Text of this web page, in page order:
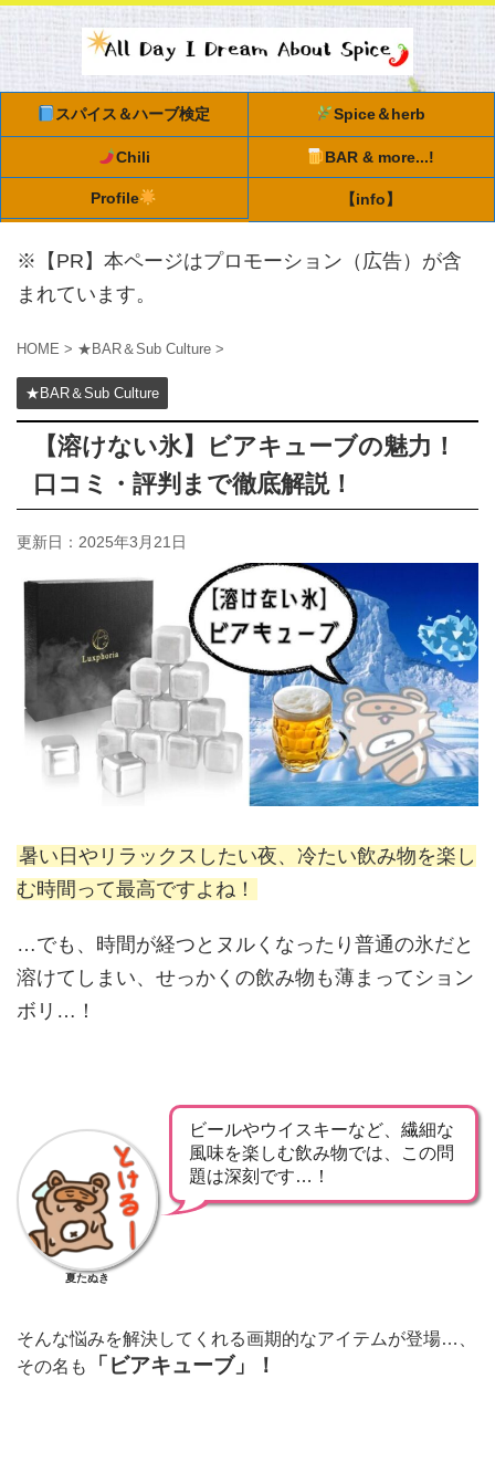
スパイス＆ハーブ検定 Spice＆herb
Chili BAR & more...!
Profile 【info】
※【PR】本ページはプロモーション（広告）が含
まれています。
HOME > ★BAR＆Sub Culture >
★BAR＆Sub Culture
【溶けない氷】ビアキューブの魅力！
口コミ・評判まで徹底解説！
更新日： 2025年3月21日
暑い日やリラックスしたい夜、冷たい飲み物を楽し
む時間って最高ですよね！
…でも、時間が経つとヌルくなったり普通の氷だと
溶けてしまい、 せっかくの飲み物も薄まってション
ボリ…！
夏たぬき
ビールやウイスキーなど、繊細な
風味を楽しむ飲み物では、この問
題は深刻です…！
そんな悩みを解決してくれる画期的なアイテムが登場…、
その名も
「ビアキューブ」！